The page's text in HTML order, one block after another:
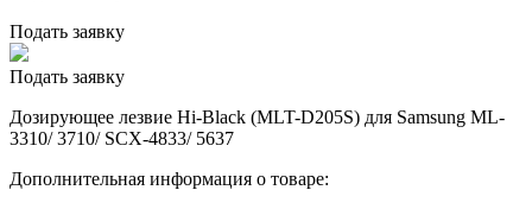
Подать заявку
Подать заявку
Дозирующее лезвие Hi-Black (MLT-D205S) для Samsung ML-
3310/ 3710/ SCX-4833/ 5637
Дополнительная информация о товаре: